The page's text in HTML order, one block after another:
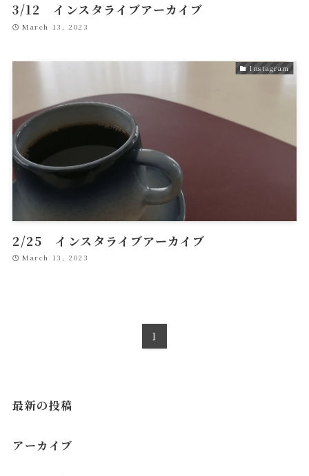
3/12 インスタライブアーカイブ
March 13, 2023
Instagram
2/25 インスタライブアーカイブ
March 13, 2023
1
最新の投稿
アーカイブ